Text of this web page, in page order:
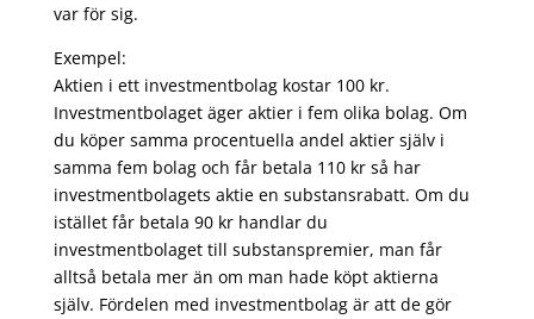
var för sig.
Exempel:
Aktien i ett investmentbolag kostar 100 kr.
Investmentbolaget äger aktier i fem olika bolag. Om
du köper samma procentuella andel aktier själv i
samma fem bolag och får betala 110 kr så har
investmentbolagets aktie en substansrabatt. Om du
istället får betala 90 kr handlar du
investmentbolaget till substanspremier, man får
alltså betala mer än om man hade köpt aktierna
själv. Fördelen med investmentbolag är att de gör